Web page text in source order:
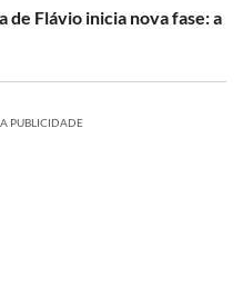
de Flávio inicia nova fase: a
PUBLICIDADE